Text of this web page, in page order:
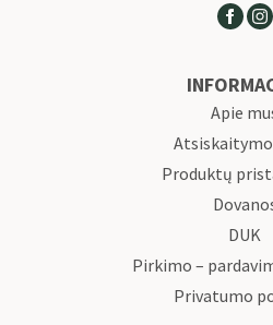
Apie
Produktų
DUK
Pirkimo –
Privatumo